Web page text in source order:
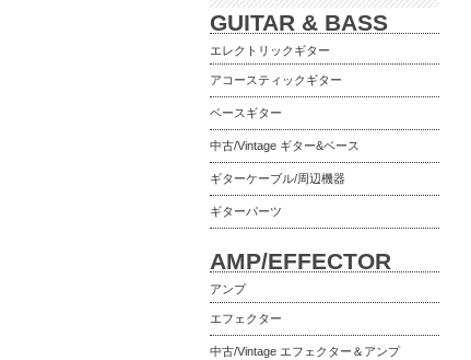
GUITAR & BASS
エレクトリックギター
アコースティックギター
ベースギター
中古/Vintage ギター&ベース
ギターケーブル/周辺機器
ギターパーツ
AMP/EFFECTOR
アンプ
エフェクター
中古/Vintage エフェクター＆アンプ